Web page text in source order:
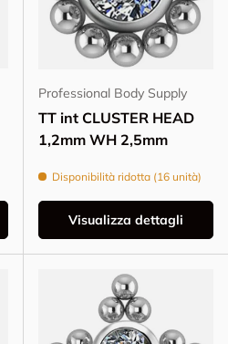
Professional Body Supply
TT int CLUSTER HEAD
1,2mm WH 2,5mm
Disponibilità ridotta (16 unità)
Visualizza dettagli